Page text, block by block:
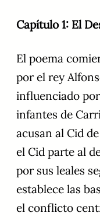
Capítulo 1: El
El poema
por el rey
influenciado
infantes de
acusan al Cid
el Cid parte al
por sus leales
establece las
el conflicto